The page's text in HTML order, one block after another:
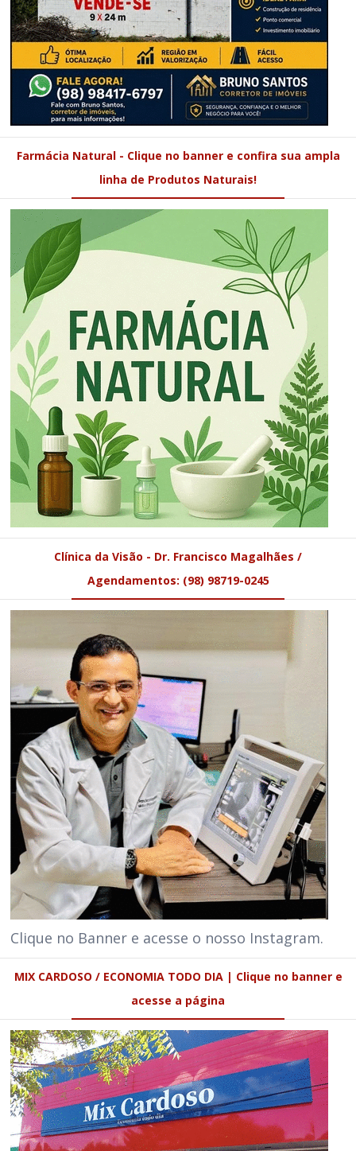
Farmácia Natural - Clique no banner e confira sua ampla
linha de Produtos Naturais!
Clínica da Visão - Dr. Francisco Magalhães /
Agendamentos: (98) 98719-0245
Clique no Banner e acesse o nosso Instagram.
MIX CARDOSO / ECONOMIA TODO DIA | Clique no banner e
acesse a página